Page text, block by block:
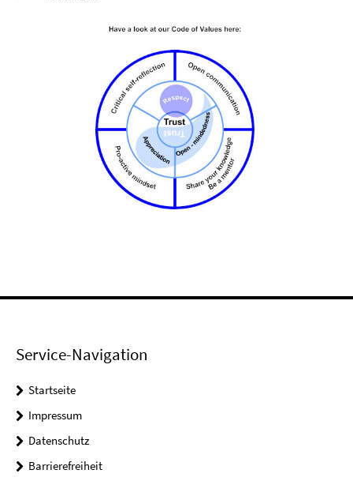
Service-Navigation
Startseite
Impressum
Datenschutz
Barrierefreiheit